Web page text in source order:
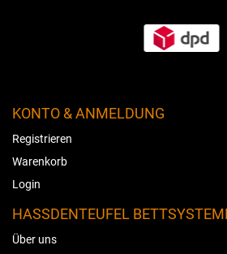
KONTO & ANMELDUNG
Registrieren
Warenkorb
Login
HASSDENTEUFEL
Über uns